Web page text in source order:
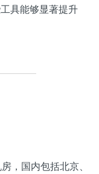
具能够显著提升
，国内包括北京、